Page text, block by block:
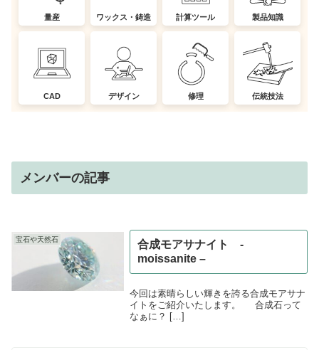
量産 ワックス・鋳造 計算ツール 製品知識
CAD デザイン 修理 伝統技法
メンバーの記事
宝石や天然石
合成モアサナイト -
moissanite –
今回は素晴らしい輝きを誇る合成モアサナ
イトをご紹介いたします。 合成石って
なぁに？ […]